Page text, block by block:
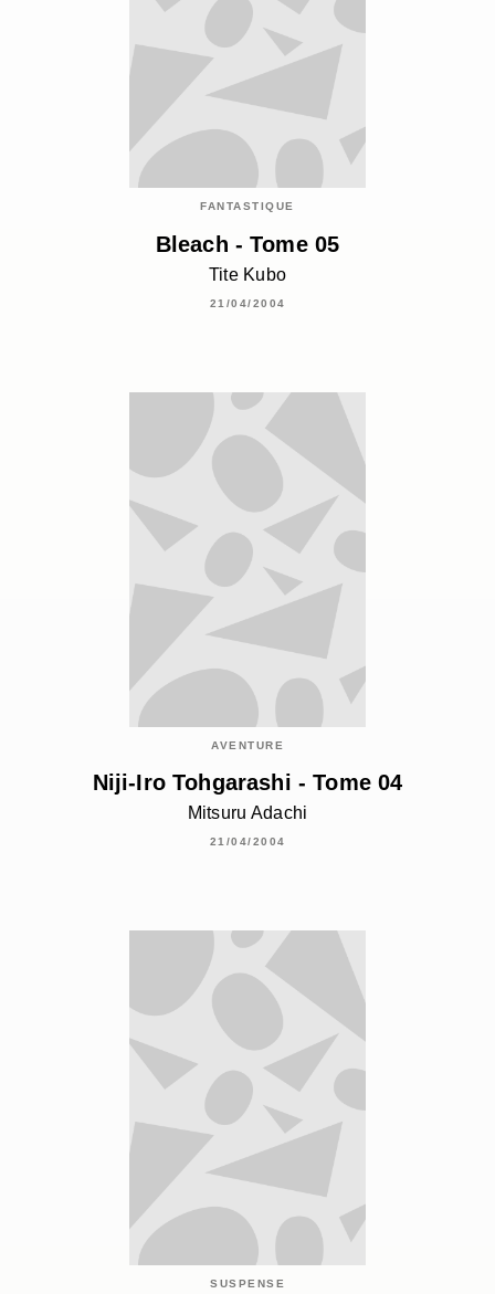
FANTASTIQUE
Bleach - Tome 05
Tite Kubo
21/04/2004
AVENTURE
Niji-Iro Tohgarashi - Tome 04
Mitsuru Adachi
21/04/2004
SUSPENSE